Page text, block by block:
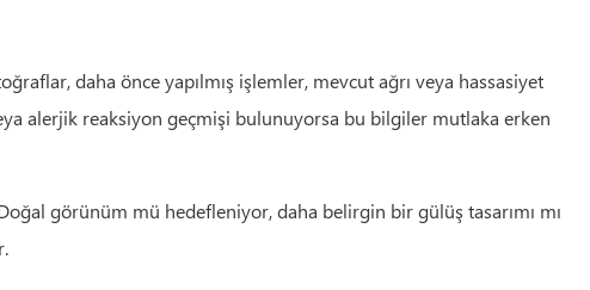
daha önce yapılmış işlemler, mevcut ağrı veya hassasiyet
alerjik reaksiyon geçmişi bulunuyorsa bu bilgiler mutlaka erken
görünüm mü hedefleniyor, daha belirgin bir gülüş tasarımı mı